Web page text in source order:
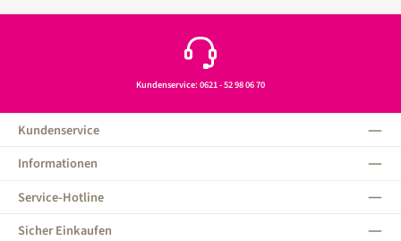
Kundenservice: 0621 - 52 98 06 70
Kundenservice
Informationen
Service-Hotline
Sicher Einkaufen